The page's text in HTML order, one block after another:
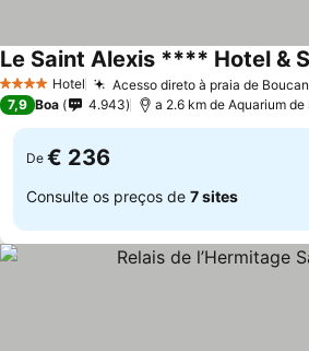
4 EstrelasHotel Acesso direto à praia de
Le Saint Alexis **** Hotel &
7,9 Boa 4.943 a 2.6 km de Aquarium
De € 236
Consulte os preços de 7 sites